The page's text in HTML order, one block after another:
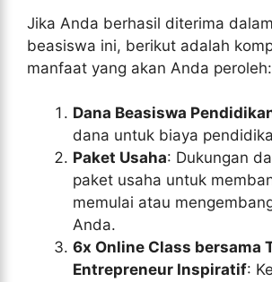
Jika Anda berhasil diterima
beasiswa ini, berikut adalah
manfaat yang akan Anda peroleh:
Dana Beasiswa
dana untuk biaya
Paket Usaha: Dukungan
paket usaha untuk
memulai atau
Anda.
6x Online Class bersama
Entrepreneur Inspiratif: